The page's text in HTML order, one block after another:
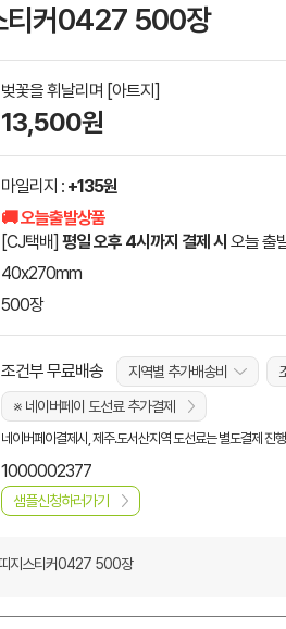
티커0427 500장
벚꽃을 휘날리며 [아트지]
13,500원
마일리지 : +135원
🚚 오늘출발상품
[CJ택배] 평일 오후 4시까지 결제 시 오늘 출
40x270mm
500장
조건부 무료배송 지역별 추가배송비
※ 네이버페이 도선료 추가결제
네이버페이결제시, 제주.도서산지역 도선료는 별도결제 진
1000002377
샘플신청하러가기
지스티커0427 500장